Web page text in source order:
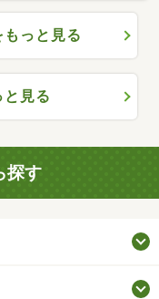
っと見る
見る
探す